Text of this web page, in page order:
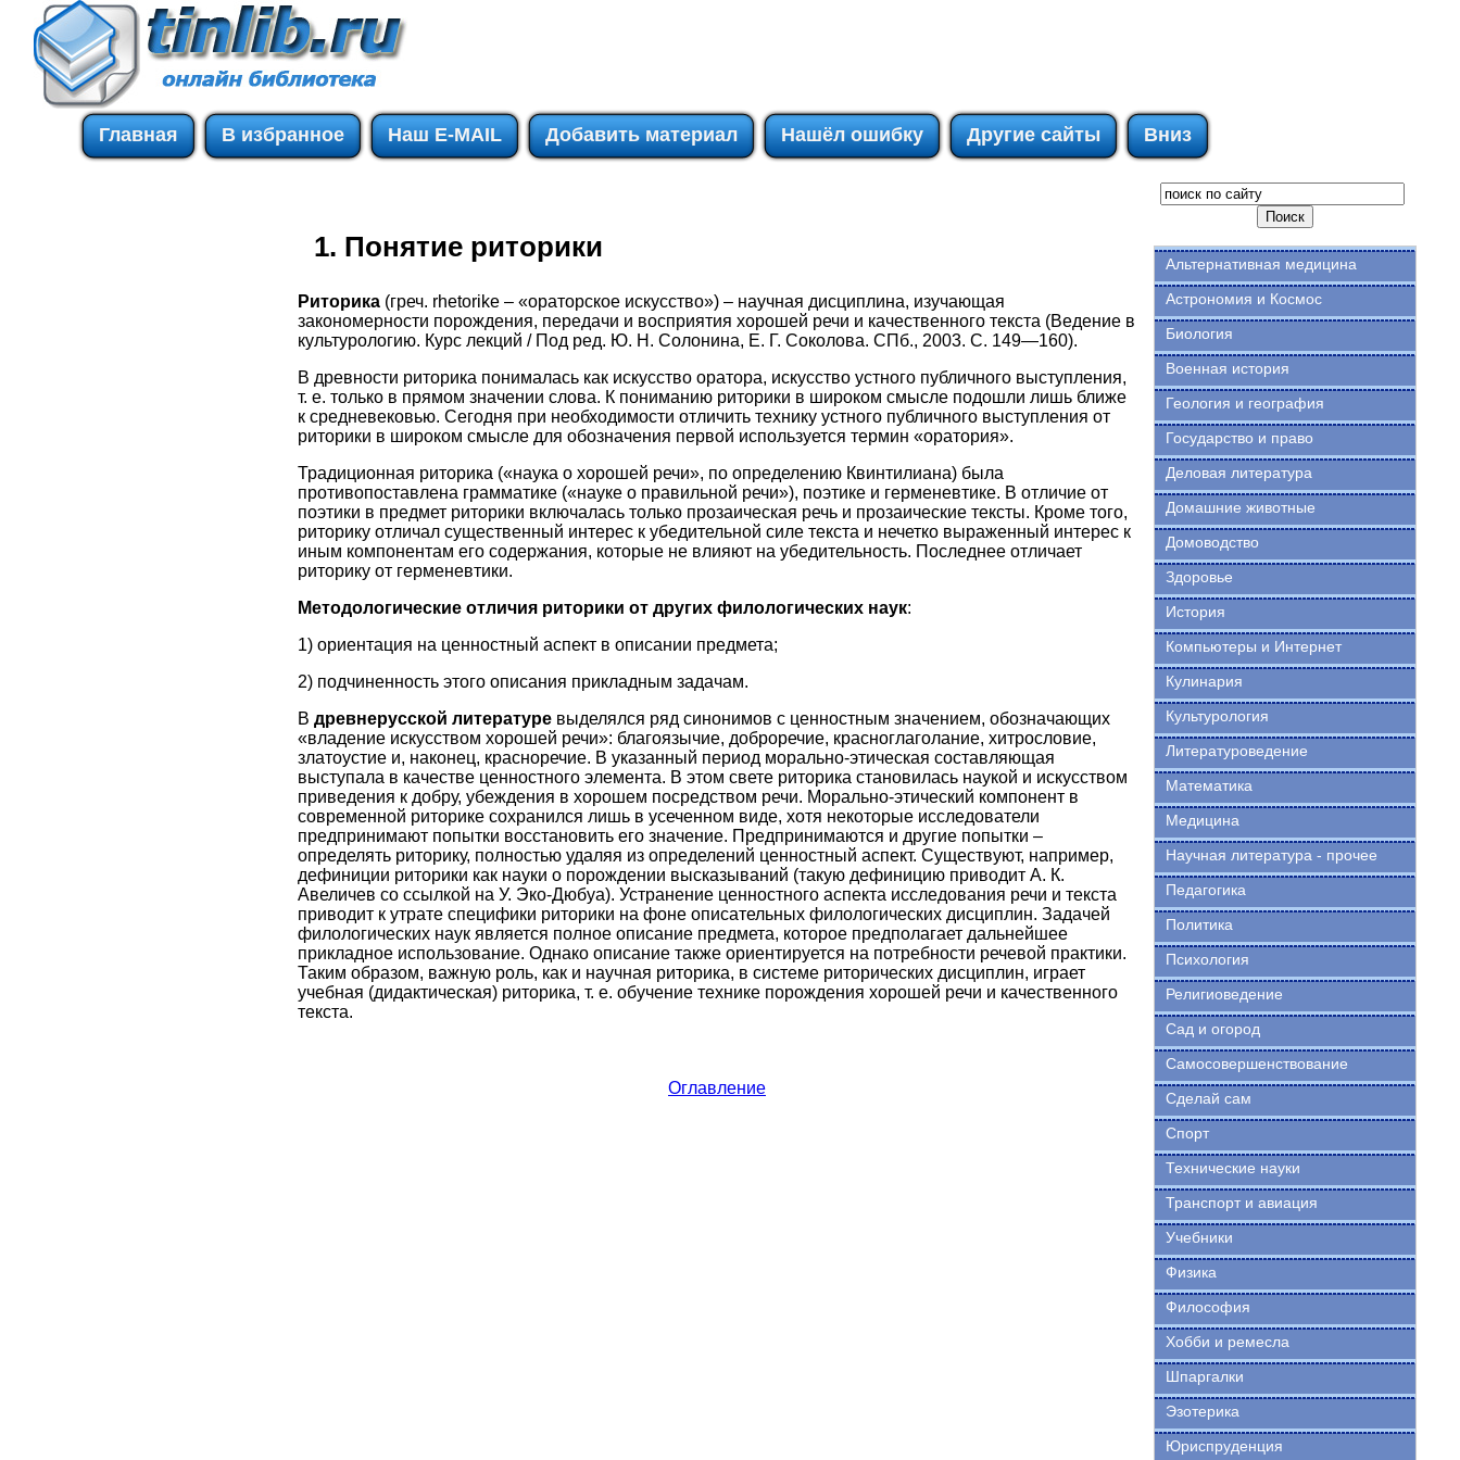
Главная В избранное Наш E-MAIL Добавить материал Нашёл ошибку Другие сайты Вниз
1. Понятие риторики
Риторика (греч. rhetorike – «ораторское искусство») – научная дисциплина, изучающая
закономерности порождения, передачи и восприятия хорошей речи и качественного текста (Ведение в
культурологию. Курс лекций / Под ред. Ю. Н. Солонина, Е. Г. Соколова. СПб., 2003. С. 149—160).
В древности риторика понималась как искусство оратора, искусство устного публичного выступления,
т. е. только в прямом значении слова. К пониманию риторики в широком смысле подошли лишь ближе
к средневековью. Сегодня при необходимости отличить технику устного публичного выступления от
риторики в широком смысле для обозначения первой используется термин «оратория».
Традиционная риторика («наука о хорошей речи», по определению Квинтилиана) была
противопоставлена грамматике («науке о правильной речи»), поэтике и герменевтике. В отличие от
поэтики в предмет риторики включалась только прозаическая речь и прозаические тексты. Кроме того,
риторику отличал существенный интерес к убедительной силе текста и нечетко выраженный интерес к
иным компонентам его содержания, которые не влияют на убедительность. Последнее отличает
риторику от герменевтики.
Методологические отличия риторики от других филологических наук:
1) ориентация на ценностный аспект в описании предмета;
2) подчиненность этого описания прикладным задачам.
В древнерусской литературе выделялся ряд синонимов с ценностным значением, обозначающих
«владение искусством хорошей речи»: благоязычие, доброречие, красноглаголание, хитрословие,
златоустие и, наконец, красноречие. В указанный период морально-этическая составляющая
выступала в качестве ценностного элемента. В этом свете риторика становилась наукой и искусством
приведения к добру, убеждения в хорошем посредством речи. Морально-этический компонент в
современной риторике сохранился лишь в усеченном виде, хотя некоторые исследователи
предпринимают попытки восстановить его значение. Предпринимаются и другие попытки –
определять риторику, полностью удаляя из определений ценностный аспект. Существуют, например,
дефиниции риторики как науки о порождении высказываний (такую дефиницию приводит А. К.
Авеличев со ссылкой на У. Эко-Дюбуа). Устранение ценностного аспекта исследования речи и текста
приводит к утрате специфики риторики на фоне описательных филологических дисциплин. Задачей
филологических наук является полное описание предмета, которое предполагает дальнейшее
прикладное использование. Однако описание также ориентируется на потребности речевой практики.
Таким образом, важную роль, как и научная риторика, в системе риторических дисциплин, играет
учебная (дидактическая) риторика, т. е. обучение технике порождения хорошей речи и качественного
текста.
Оглавление
Альтернативная медицина
Астрономия и Космос
Биология
Военная история
Геология и география
Государство и право
Деловая литература
Домашние животные
Домоводство
Здоровье
История
Компьютеры и Интернет
Кулинария
Культурология
Литературоведение
Математика
Медицина
Научная литература - прочее
Педагогика
Политика
Психология
Религиоведение
Сад и огород
Самосовершенствование
Сделай сам
Спорт
Технические науки
Транспорт и авиация
Учебники
Физика
Философия
Хобби и ремесла
Шпаргалки
Эзотерика
Юриспруденция